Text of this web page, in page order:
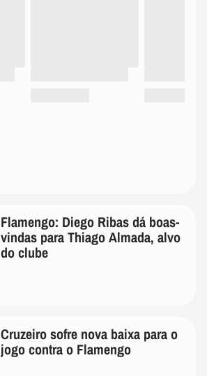
Flamengo: Diego Ribas dá boas-
vindas para Thiago Almada, alvo
do clube
Cruzeiro sofre nova baixa para o
jogo contra o Flamengo